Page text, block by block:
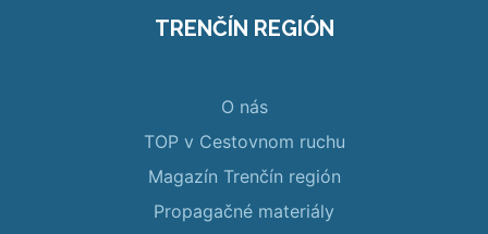
TRENČÍN REGIÓN
O nás
TOP v Cestovnom ruchu
Magazín Trenčín región
Propagačné materiály